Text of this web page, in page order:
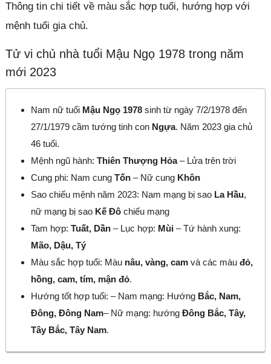
Thông tin chi tiết về màu sắc hợp tuổi, hướng hợp với
mệnh tuổi gia chủ.
Tử vi chủ nhà tuổi Mậu Ngọ 1978 trong năm
mới 2023
Nam nữ tuổi Mậu Ngọ 1978 sinh từ ngày 7/2/1978 đến
27/1/1979 cầm tướng tinh con Ngựa. Năm 2023 gia chủ
46 tuổi.
Mệnh ngũ hành:Thiên Thượng Hỏa– Lửa trên trời
Cung phi: Nam cungTốn – Nữ cung Khôn
Sao chiếu mệnh năm 2023: Nam mạng bị sao La Hầu,
nữ mạng bị sao Kế Đô chiếu mạng
Tam hợp:Tuất, Dần – Lục hợp: Mùi – Tứ hành xung:
Mão, Dậu, Tý
Màu sắc hợp tuổi: Màu nâu, vàng, cam và các màuđỏ,
hồng, cam, tím, mận đỏ.
Hướng tốt hợp tuổi: – Nam mạng: Hướng Bắc, Nam,
Đông, Đông Nam– Nữ mạng: hướngĐông Bắc, Tây,
Tây Bắc, Tây Nam.